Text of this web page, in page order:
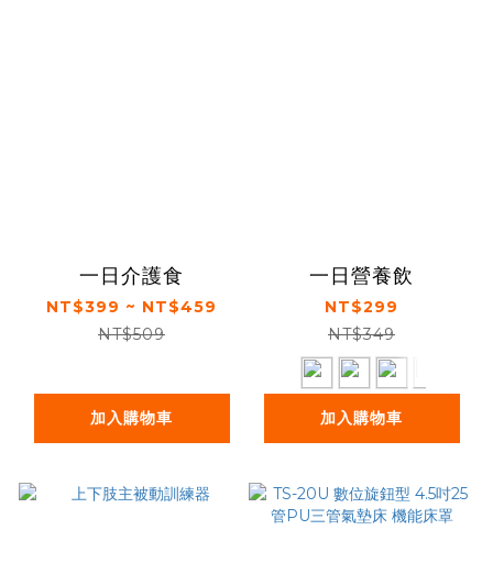
一日介護食
NT$399 ~ NT$459
NT$509
加入購物車
一日營養飲
NT$299
NT$349
加入購物車